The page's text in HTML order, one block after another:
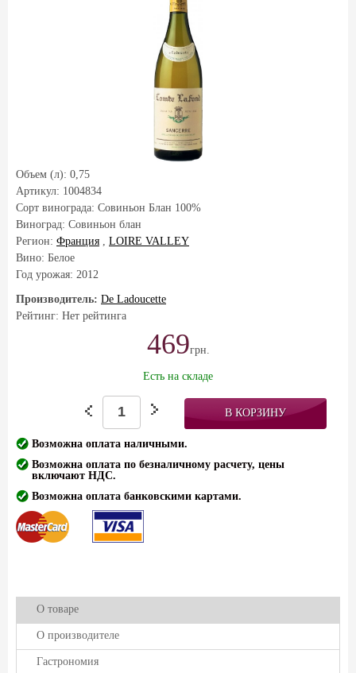
Объем (л): 0,75
Артикул: 1004834
Сорт винограда: Совиньон Блан 100%
Виноград: Совиньон блан
Регион: Франция , LOIRE VALLEY
Вино: Белое
Год урожая: 2012
Производитель: De Ladoucette
Рейтинг: Нет рейтинга
469грн.
Есть на складе
Возможна оплата наличными.
Возможна оплата по безналичному расчету, цены
включают НДС.
Возможна оплата банковскими картами.
О товаре
О производителе
Гастрономия